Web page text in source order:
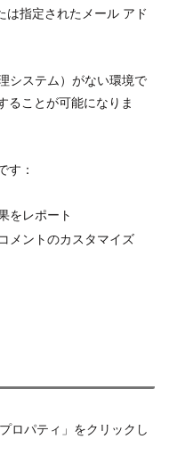
は指定されたメール アド
システム）がない環境で
ることが可能になりま
す：
をレポート
メントのカスタマイズ
ロパティ」をクリックし